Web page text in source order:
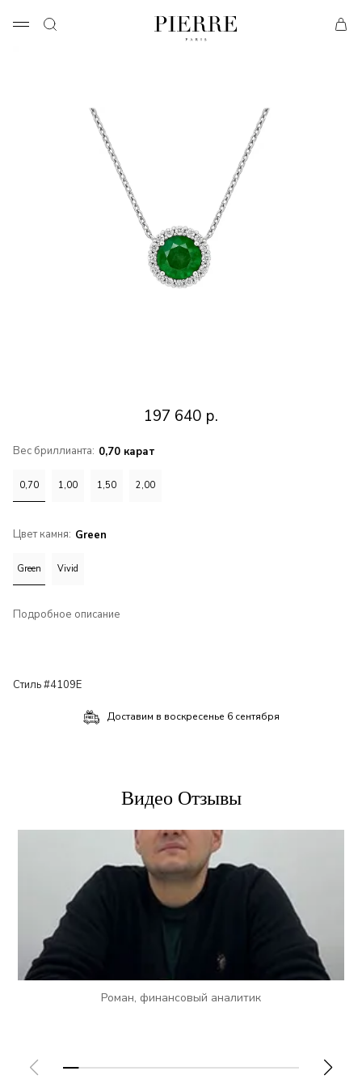
Стиль #4109E
197 640 р.
Вес бриллианта: 0,70 карат
0,70 1,00 1,50 2,00
Цвет камня: Green
Green Vivid
Подробное описание
Доставим в воскресенье 6 сентября
Видео Отзывы
Роман, финансовый аналитик